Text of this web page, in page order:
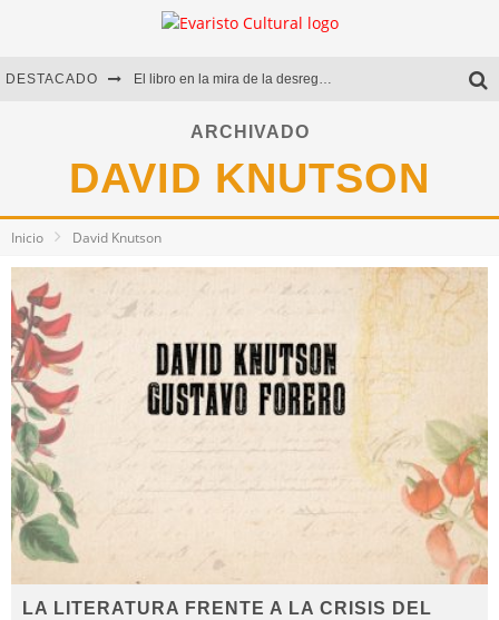
DESTACADO El libro en la mira de la desregulación
Marcelo Rubio | El llovedor
Diego Meret | Hotel Acapulco
Alejandra Correa | La nieve
ARCHIVADO
DAVID KNUTSON
Inicio David Knutson
LA LITERATURA FRENTE A LA CRISIS DEL